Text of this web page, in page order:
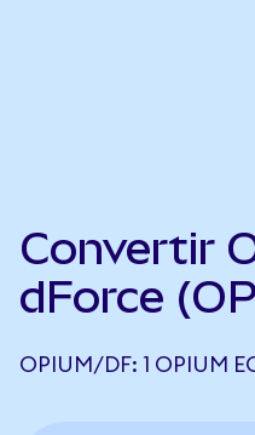
Convertir
dForce
OPIUM/DF: 1 OPIUM